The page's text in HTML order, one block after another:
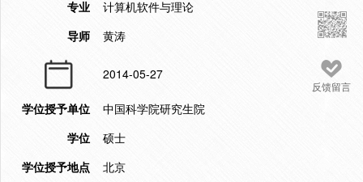
反馈留言
专业
计算机软件与理论
导师
黄涛
2014-05-27
学位授予单位
中国科学院研究生院
学位
硕士
学位授予地点
北京